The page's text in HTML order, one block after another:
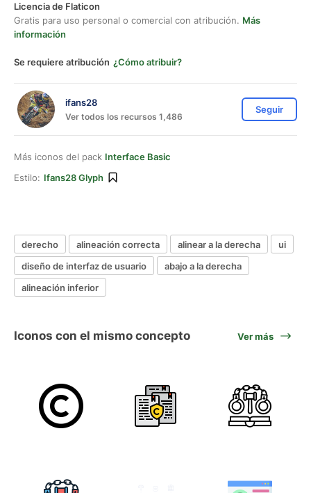
Licencia de Flaticon
Gratis para uso personal o comercial con atribución. Más
información
Se requiere atribución ¿Cómo atribuir?
ifans28
Ver todos los recursos 1,486
Seguir
Más iconos del pack Interface Basic
Estilo: Ifans28 Glyph
derecho alineación correcta alinear a la derecha
ui
diseño de interfaz de usuario
abajo a la derecha
alineación inferior
Iconos con el mismo concepto Ver más